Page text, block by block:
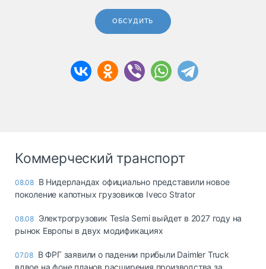
ОБСУДИТЬ
Коммерческий транспорт
08.08 В Нидерландах официально представили новое
поколение капотных грузовиков Iveco Strator
08.08 Электрогрузовик Tesla Semi выйдет в 2027 году на
рынок Европы в двух модификациях
07.08 В ФРГ заявили о падении прибыли Daimler Truck
вдвое на фоне планов расширения производства за